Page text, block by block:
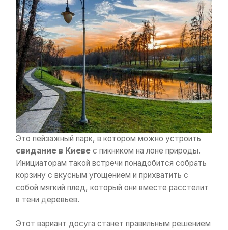
Это пейзажный парк, в котором можно устроить
свидание в Киеве с пикником на лоне природы.
Инициаторам такой встречи понадобится собрать
корзину с вкусным угощением и прихватить с
собой мягкий плед, который они вместе расстелит
в тени деревьев.
Этот вариант досуга станет правильным решением